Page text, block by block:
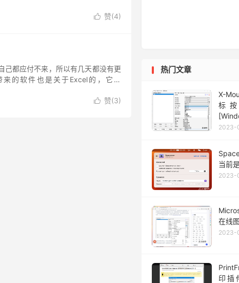
 赞(4)
己都应付不来，所以有几天都没有更
的软件也是关于Excel的，它就
 赞(3)
热门文章
X-
标
2023-
当前
2023-
在线
2023-
印插